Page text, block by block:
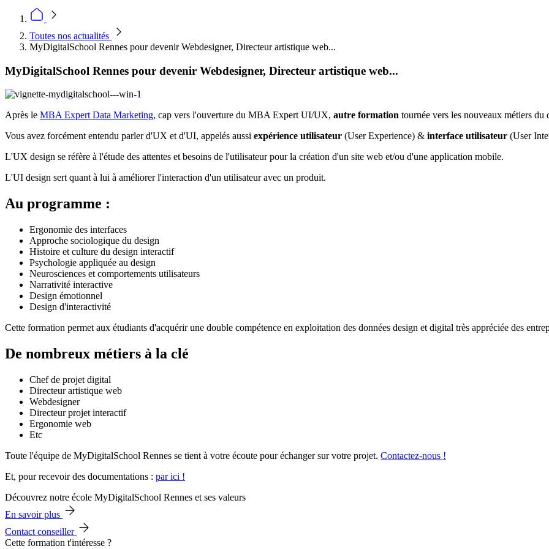
Toutes nos actualités
MyDigitalSchool Rennes pour devenir Webdesigner, Directeur artistique web...
MyDigitalSchool Rennes pour devenir Webdesigner, Directeur artistique web...
Après le MBA Expert Data Marketing, cap vers l'ouverture du MBA Expert UI/UX, autre formation tournée vers les nouveaux métiers du
Vous avez forcément entendu parler d'UX et d'UI, appelés aussi expérience utilisateur (User Experience) & interface utilisateur (User
L'UX design se réfère à l'étude des attentes et besoins de l'utilisateur pour la création d'un site web et/ou d'une application mobile.
L'UI design sert quant à lui à améliorer l'interaction d'un utilisateur avec un produit.
Au programme :
Ergonomie des interfaces
Approche sociologique du design
Histoire et culture du design interactif
Psychologie appliquée au design
Neurosciences et comportements utilisateurs
Narrativité interactive
Design émotionnel
Design d'interactivité
Cette formation permet aux étudiants d'acquérir une double compétence en exploitation des données design et digital très appréciée des
De nombreux métiers à la clé
Chef de projet digital
Directeur artistique web
Webdesigner
Directeur projet interactif
Ergonomie web
Etc
Toute l'équipe de MyDigitalSchool Rennes se tient à votre écoute pour échanger sur votre projet. Contactez-nous !
Et, pour recevoir des documentations : par ici !
Découvrez notre école MyDigitalSchool Rennes et ses valeurs
En savoir plus
Contact conseiller
Cette formation t'intéresse ?